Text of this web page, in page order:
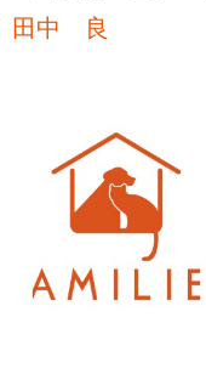
田中 良